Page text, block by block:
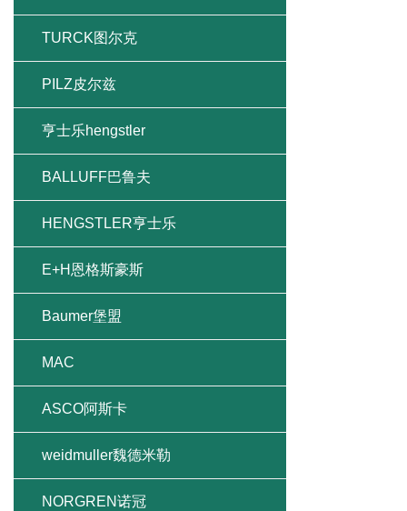
TURCK图尔克
PILZ皮尔兹
亨士乐hengstler
BALLUFF巴鲁夫
HENGSTLER亨士乐
E+H恩格斯豪斯
Baumer堡盟
MAC
ASCO阿斯卡
weidmuller魏德米勒
NORGREN诺冠